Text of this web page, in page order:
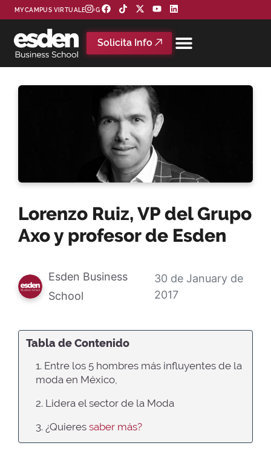
MYCAMPUS VIRTUAL BLOG
Solicita Info
Lorenzo Ruiz, VP del Grupo
Axo y profesor de Esden
Esden Business
School
30 de January de
2017
Tabla de Contenido
1. Entre los 5 hombres más influyentes de la
moda en México,
2. Lidera el sector de la Moda
3. ¿Quieres saber más?